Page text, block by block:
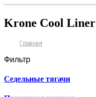
Krone Cool Liner
Главная
Фильтр
Седельные тягачи